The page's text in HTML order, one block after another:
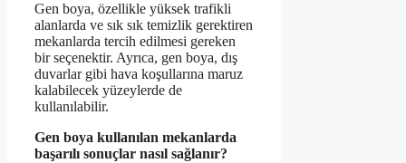
Gen boya, özellikle yüksek trafikli
alanlarda ve sık sık temizlik gerektiren
mekanlarda tercih edilmesi gereken
bir seçenektir. Ayrıca, gen boya, dış
duvarlar gibi hava koşullarına maruz
kalabilecek yüzeylerde de
kullanılabilir.
Gen boya kullanılan mekanlarda
başarılı sonuçlar nasıl sağlanır?